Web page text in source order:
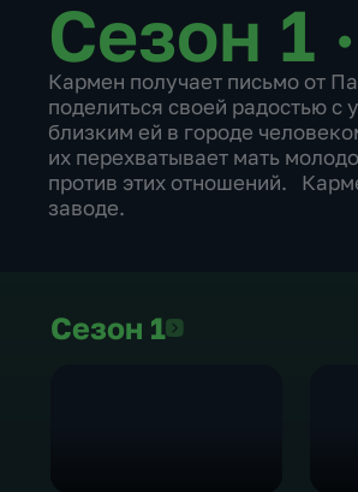
Сезон 1
Кармен получает письмо от
поделиться своей радостью
близким ей в городе
их перехватывает мать
против этих отношений.
заводе.
Сезон 1Сезон 1